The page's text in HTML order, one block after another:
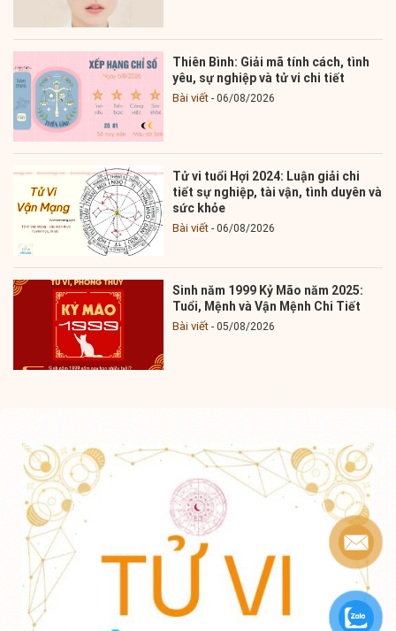
Thiên Bình: Giải mã tính cách, tình
yêu, sự nghiệp và tử vi chi tiết
Bài viết 06/08/2026
Tử vi tuổi Hợi 2024: Luận giải chi
tiết sự nghiệp, tài vận, tình duyên và
sức khỏe
Bài viết 06/08/2026
Sinh năm 1999 Kỷ Mão năm 2025:
Tuổi, Mệnh và Vận Mệnh Chi Tiết
Bài viết 05/08/2026